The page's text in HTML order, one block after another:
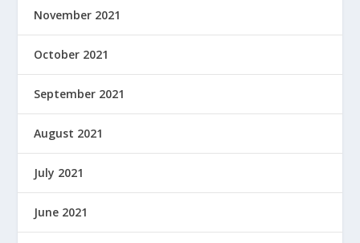
November 2021
October 2021
September 2021
August 2021
July 2021
June 2021